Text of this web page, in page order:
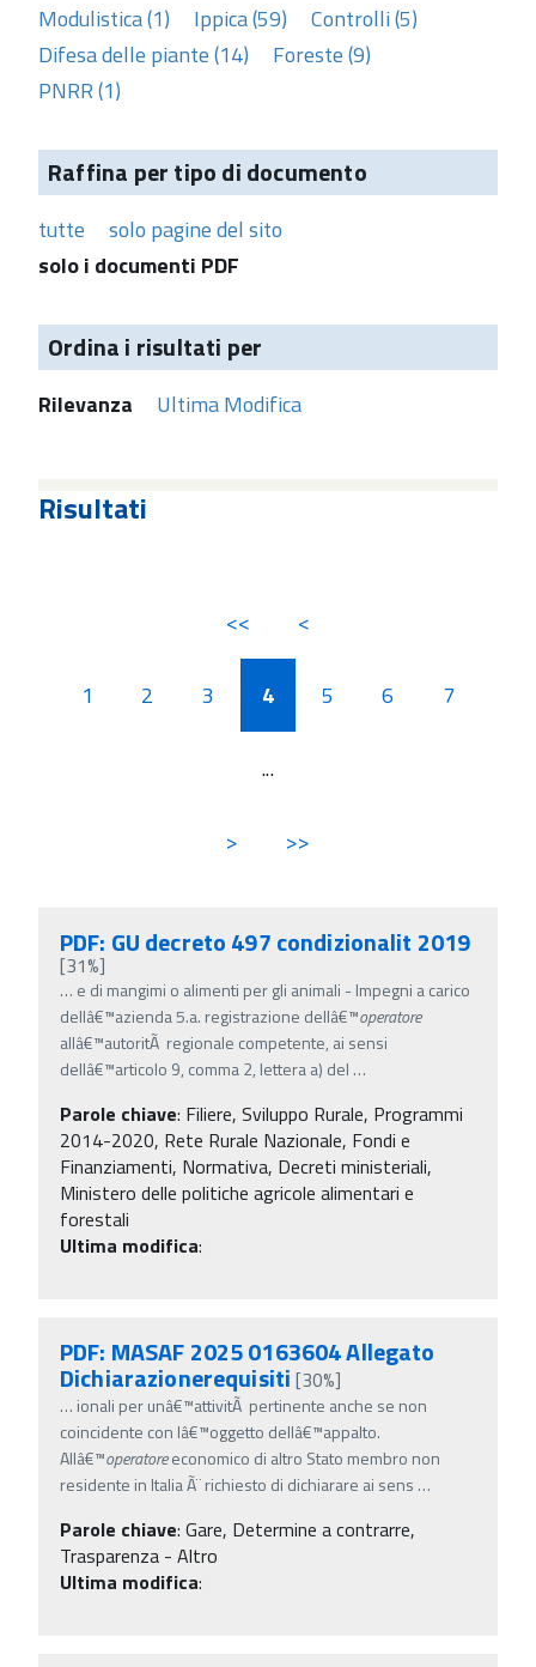
Modulistica (1)
Ippica (59)
Controlli (5)
Difesa delle piante (14)
Foreste (9)
PNRR (1)
Raffina per tipo di documento
tutte
solo pagine del sito
solo i documenti PDF
Ordina i risultati per
Rilevanza Ultima Modifica
Risultati
<< <
1 2 3 4 5 6 7
...
> >>
PDF: GU decreto 497 condizionalit 2019
[31%]
… e di mangimi o alimenti per gli animali - Impegni a carico
dellâ€™azienda 5.a. registrazione dellâ€™operatore
allâ€™autoritÃ regionale competente, ai sensi
dellâ€™articolo 9, comma 2, lettera a) del …
Parole chiave: Filiere, Sviluppo Rurale, Programmi
2014-2020, Rete Rurale Nazionale, Fondi e
Finanziamenti, Normativa, Decreti ministeriali,
Ministero delle politiche agricole alimentari e
forestali
Ultima modifica:
PDF: MASAF 2025 0163604 Allegato
Dichiarazionerequisiti [30%]
… ionali per unâ€™attivitÃ pertinente anche se non
coincidente con lâ€™oggetto dellâ€™appalto.
Allâ€™operatoreeconomico di altro Stato membro non
residente in Italia Ã¨ richiesto di dichiarare ai sens …
Parole chiave: Gare, Determine a contrarre,
Trasparenza - Altro
Ultima modifica: